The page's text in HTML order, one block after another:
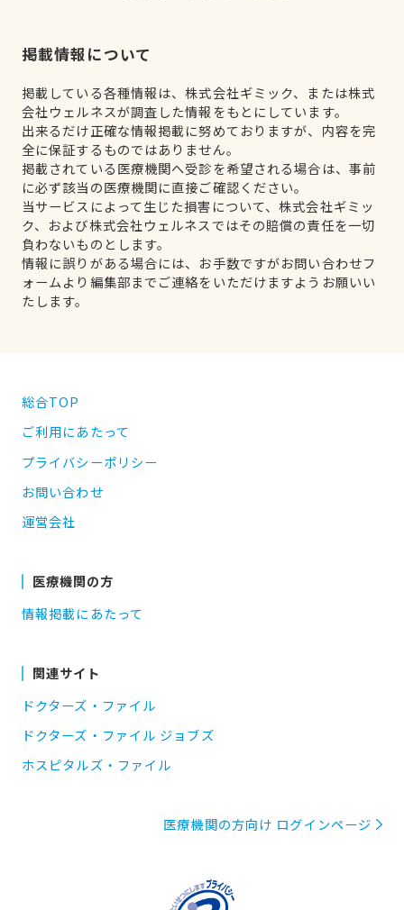
掲載情報について
掲載している各種情報は、株式会社ギミック、または株式
会社ウェルネスが調査した情報をもとにしています。
出来るだけ正確な情報掲載に努めておりますが、内容を完
全に保証するものではありません。
掲載されている医療機関へ受診を希望される場合は、事前
に必ず該当の医療機関に直接ご確認ください。
当サービスによって生じた損害について、株式会社ギミッ
ク、および株式会社ウェルネスではその賠償の責任を一切
負わないものとします。
情報に誤りがある場合には、お手数ですがお問い合わせフ
ォームより編集部までご連絡をいただけますようお願いい
たします。
総合TOP
ご利用にあたって
プライバシーポリシー
お問い合わせ
運営会社
医療機関の方
情報掲載にあたって
関連サイト
ドクターズ・ファイル
ドクターズ・ファイル ジョブズ
ホスピタルズ・ファイル
医療機関の方向け ログインページ